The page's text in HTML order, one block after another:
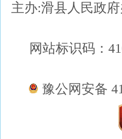
主办:滑县人民政
网站标识码：
豫公网安备